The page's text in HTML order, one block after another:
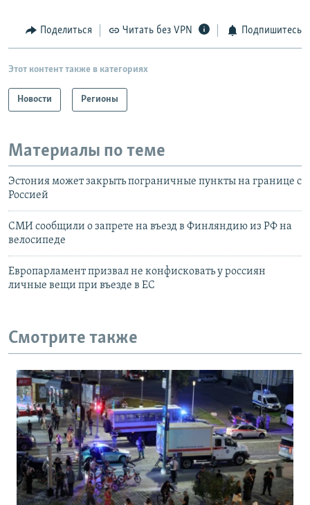
Поделиться Читать без VPN Подпишитесь
Этот контент также в категориях
Новости Регионы
Материалы по теме
Эстония может закрыть пограничные пункты на границе с
Россией
СМИ сообщили о запрете на въезд в Финляндию из РФ на
велосипеде
Европарламент призвал не конфисковать у россиян
личные вещи при въезде в ЕС
Смотрите также